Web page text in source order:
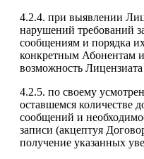
4.2.4. при выявлении
нарушений требований
сообщениям и порядка
конкретным Абонентам
возможность
4.2.5. по своему
оставшемся количестве
сообщений и
записи (акцептуя
получение указанных